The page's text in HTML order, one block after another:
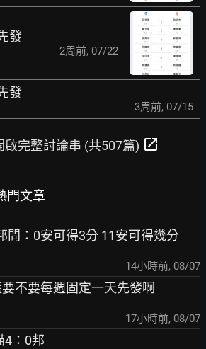
發
2周前, 07/22
發
3周前, 07/15
啟完整討論串 (共507篇) open_in_new
門文章
問：0安可得3分 11安可得幾分
14小時前, 08/07
不要每週固定一天先發啊
17小時前, 08/07
4：0邦